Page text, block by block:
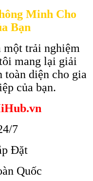
Minh Cho
Bạn
một trải nghiệm
mang lại giải
toàn diện cho gia
của bạn.
7
Đặt
Quốc